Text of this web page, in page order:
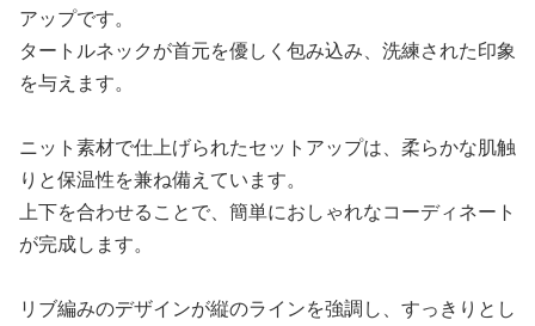
アップです。
タートルネックが首元を優しく包み込み、洗練された印象
を与えます。
ニット素材で仕上げられたセットアップは、柔らかな肌触
りと保温性を兼ね備えています。
上下を合わせることで、簡単におしゃれなコーディネート
が完成します。
リブ編みのデザインが縦のラインを強調し、すっきりとし